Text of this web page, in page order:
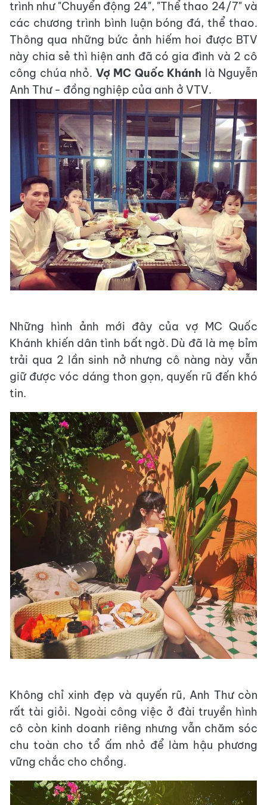
trình như "Chuyển động 24", "Thể thao 24/7" và
các chương trình bình luận bóng đá, thể thao.
Thông qua những bức ảnh hiếm hoi được BTV
này chia sẻ thì hiện anh đã có gia đình và 2 cô
công chúa nhỏ. Vợ MC Quốc Khánh là Nguyễn
Anh Thư - đồng nghiệp của anh ở VTV.
Những hình ảnh mới đây của vợ MC Quốc
Khánh khiến dân tình bất ngờ. Dù đã là mẹ bỉm
trải qua 2 lần sinh nở nhưng cô nàng này vẫn
giữ được vóc dáng thon gọn, quyến rũ đến khó
tin.
Không chỉ xinh đẹp và quyến rũ, Anh Thư còn
rất tài giỏi. Ngoài công việc ở đài truyền hình
cô còn kinh doanh riêng nhưng vẫn chăm sóc
chu toàn cho tổ ấm nhỏ để làm hậu phương
vững chắc cho chồng.